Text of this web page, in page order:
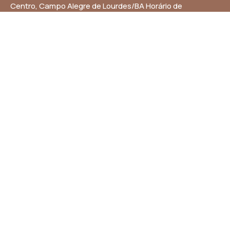
Centro, Campo Alegre de Lourdes/BA Horário de